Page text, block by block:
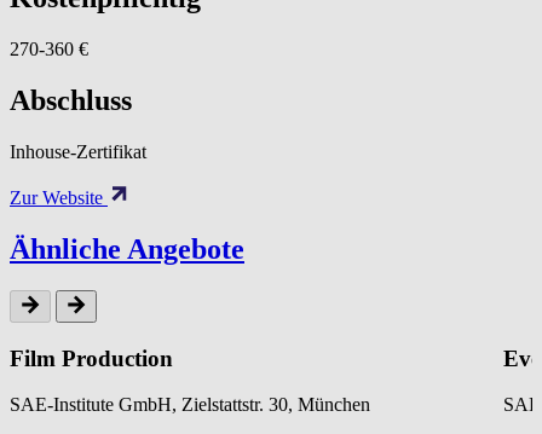
270-360 €
Abschluss
Inhouse-Zertifikat
Zur Website
Ähnliche Angebote
Film Production
SAE-Institute GmbH, Zielstattstr. 30, München